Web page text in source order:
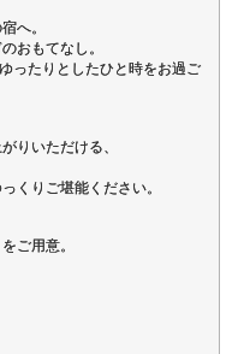
へ。
おもてなし。
ったりとしたひと時をお過ご
りいただける、
くりご堪能ください。
ご用意。